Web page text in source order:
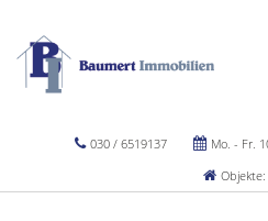
030 / 6519137 Mo. - Fr.